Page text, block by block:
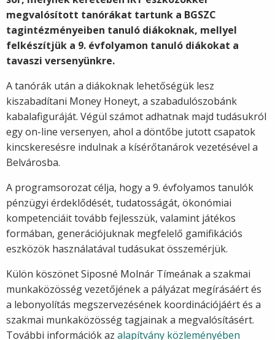
megvalósított tanórákat tartunk a BGSZC
tagintézményeiben tanuló diákoknak, mellyel
felkészítjük a 9. évfolyamon tanuló diákokat a
tavaszi versenyünkre.
A tanórák után a diákoknak lehetőségük lesz
kiszabadítani Money Honeyt, a szabadulószobánk
kabalafiguráját. Végül számot adhatnak majd tudásukról
egy on-line versenyen, ahol a döntőbe jutott csapatok
kincskeresésre indulnak a kísérőtanárok vezetésével a
Belvárosba.
A programsorozat célja, hogy a 9. évfolyamos tanulók
pénzügyi érdeklődését, tudatosságát, ökonómiai
kompetenciáit tovább fejlesszük, valamint játékos
formában, generációjuknak megfelelő gamifikációs
eszközök használatával tudásukat összemérjük.
Külön köszönet Siposné Molnár Tímeának a szakmai
munkaközösség vezetőjének a pályázat megírásáért és
a lebonyolítás megszervezésének koordinációjáért és a
szakmai munkaközösség tagjainak a megvalósításért.
További információk az alapítvány közleményében